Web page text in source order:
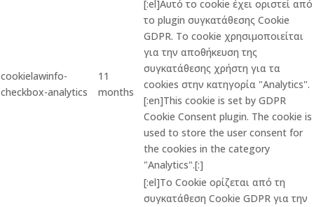
cookielawinfo-
checkbox-analytics
11
months
[:el]Αυτό το cookie έχει οριστεί από
το plugin συγκατάθεσης Cookie
GDPR. Το cookie χρησιμοποιείται
για την αποθήκευση της
συγκατάθεσης χρήστη για τα
cookies στην κατηγορία "Analytics".
[:en]This cookie is set by GDPR
Cookie Consent plugin. The cookie is
used to store the user consent for
the cookies in the category
"Analytics".[:]
[:el]Το Cookie ορίζεται από τη
συγκατάθεση Cookie GDPR για την